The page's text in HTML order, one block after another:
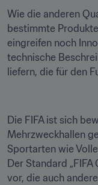
Wie die anderen
bestimmte
eingreifen noch
technische
liefern, die für den
Die FIFA ist sich
Mehrzweckhallen
Sportarten wie
Der Standard
vor, die auch